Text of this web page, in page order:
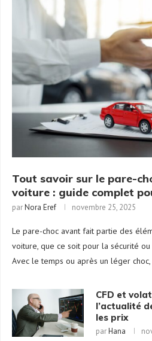
Tout savoir sur le pare-
voiture : guide complet
parNora Eref novembre 25, 2025
Le pare-choc avant fait partie des
voiture, que ce soit pour la sécurité ou
Avec le temps ou après un léger
CFD et
l’actualité
les prix
parHana